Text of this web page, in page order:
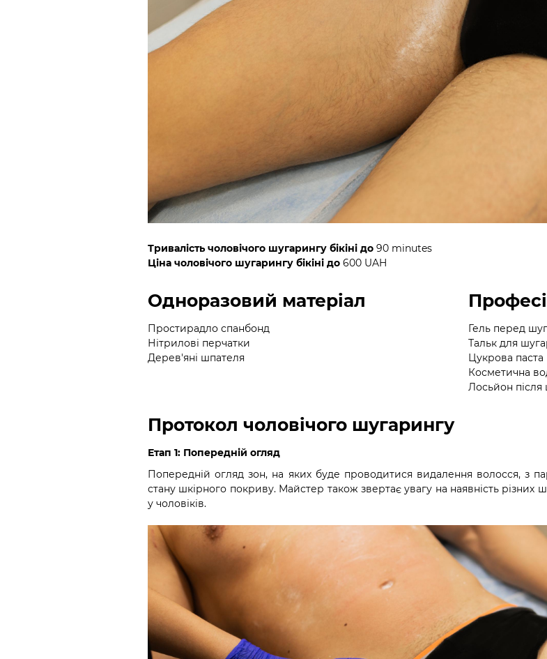
Тривалість чоловічого шугарингу бікіні до 90 minutes
Ціна чоловічого шугарингу бікіні до 600 UAH
Одноразовий матеріал
Простирадло спанбонд
Нітрилові перчатки
Дерев'яні шпателя
Гель перед
Тальк для
Цукрова паста
Косметична
Лосьйон після
Протокол чоловічого шугарингу
Етап 1: Попередній огляд
Попередній огляд зон, на яких буде проводитися видалення волосся, з
стану шкірного покриву. Майстер також звертає увагу на наявність різних
у чоловіків.